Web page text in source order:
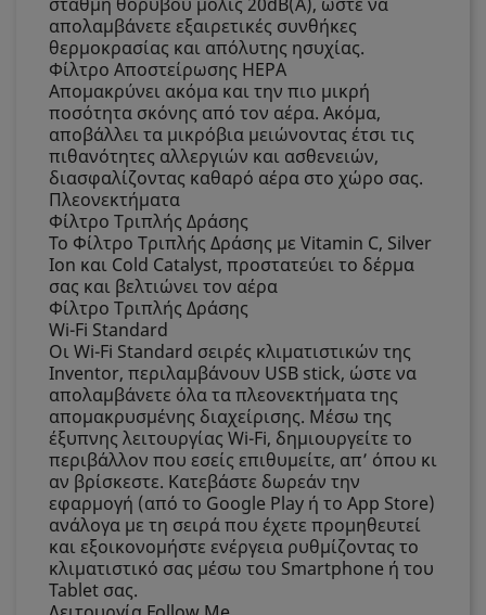
απολαμβάνετε εξαιρετικές συνθήκες
θερμοκρασίας και απόλυτης ησυχίας.
Φίλτρο Αποστείρωσης HEPA
Απομακρύνει ακόμα και την πιο μικρή
ποσότητα σκόνης από τον αέρα. Ακόμα,
αποβάλλει τα μικρόβια μειώνοντας έτσι τις
πιθανότητες αλλεργιών και ασθενειών,
διασφαλίζοντας καθαρό αέρα στο χώρο σας.
Πλεονεκτήματα
Φίλτρο Τριπλής Δράσης
Το Φίλτρο Τριπλής Δράσης με Vitamin C, Silver
Ion και Cold Catalyst, προστατεύει το δέρμα
σας και βελτιώνει τον αέρα
Φίλτρο Τριπλής Δράσης
Wi-Fi Standard
Οι Wi-Fi Standard σειρές κλιματιστικών της
Inventor, περιλαμβάνουν USB stick, ώστε να
απολαμβάνετε όλα τα πλεονεκτήματα της
απομακρυσμένης διαχείρισης. Mέσω της
έξυπνης λειτουργίας Wi-Fi, δημιουργείτε το
περιβάλλον που εσείς επιθυμείτε, απ’ όπου κι
αν βρίσκεστε. Κατεβάστε δωρεάν την
εφαρμογή (από το Google Play ή το App Store)
ανάλογα με τη σειρά που έχετε προμηθευτεί
και εξοικονομήστε ενέργεια ρυθμίζοντας το
κλιματιστικό σας μέσω του Smartphone ή του
Tablet σας.